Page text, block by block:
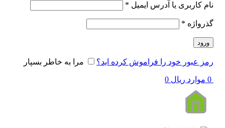
نام کاربری یا آدرس ایمیل *
گذرواژه *
ورود
رمز عبور خود را فراموش کرده اید؟ مرا به خاطر بسپار
0 موارد ریال